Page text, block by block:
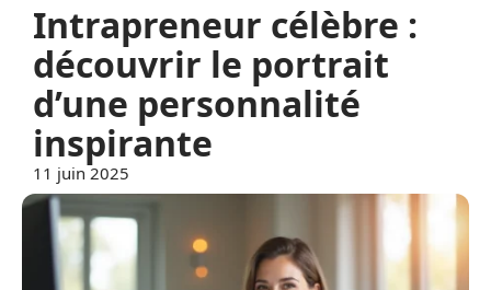
Intrapreneur célèbre :
découvrir le portrait
d’une personnalité
inspirante
11 juin 2025